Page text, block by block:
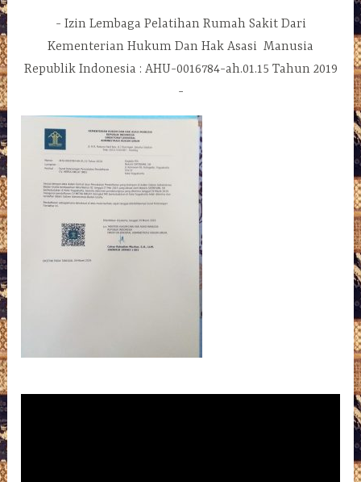
Izin Lembaga Pelatihan Rumah Sakit Dari
Kementerian Hukum Dan Hak Asasi Manusia
Republik Indonesia : AHU-0016784-ah.01.15 Tahun 2019